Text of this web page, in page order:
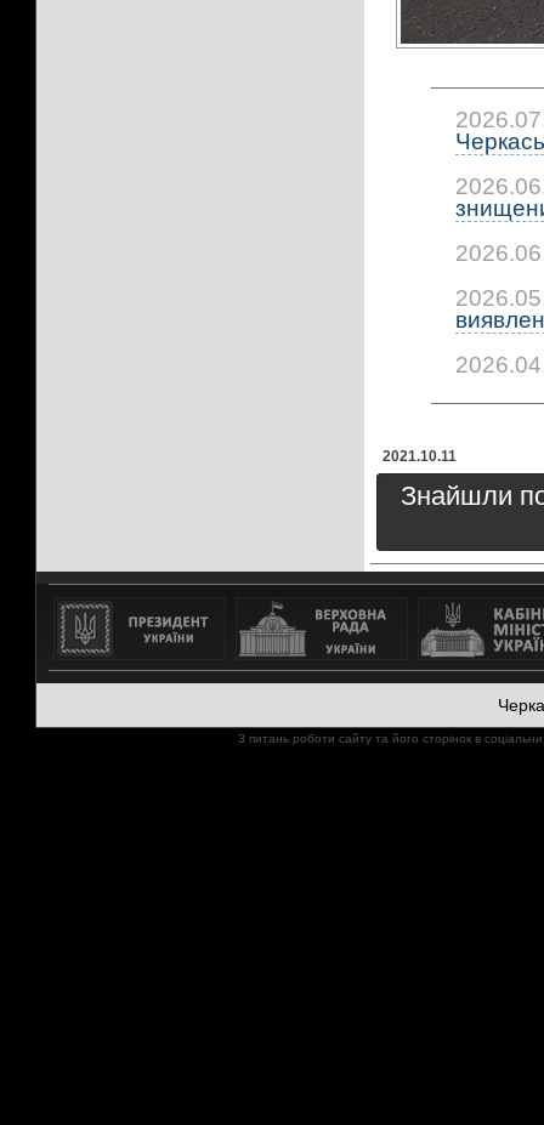
2021.10.11
Знайшли
З питань роботи сайту та його сторінок в